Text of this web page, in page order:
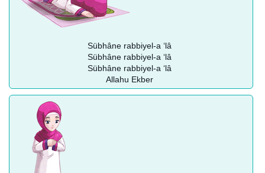
Sübhâne rabbiyel-a ‘lâ
Sübhâne rabbiyel-a ‘lâ
Sübhâne rabbiyel-a ‘lâ
Allahu Ekber